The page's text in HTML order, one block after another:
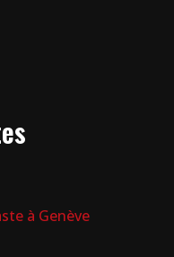
à Genève